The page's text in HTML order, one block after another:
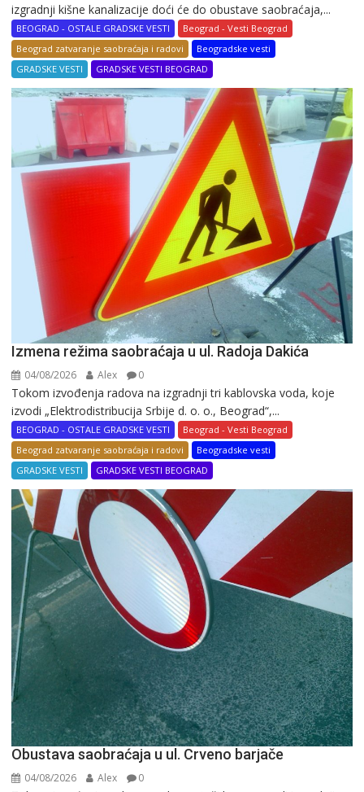
izgradnji kišne kanalizacije doći će do obustave saobraćaja,...
BEOGRAD - OSTALE GRADSKE VESTI
Beograd - Vesti Beograd
Beograd zatvaranje saobraćaja i radovi
Beogradske vesti
GRADSKE VESTI
GRADSKE VESTI BEOGRAD
Izmena režima saobraćaja u ul. Radoja Dakića
04/08/2026 Alex 0
Tokom izvođenja radova na izgradnji tri kablovska voda, koje
izvodi „Elektrodistribucija Srbije d. o. o., Beograd“,...
BEOGRAD - OSTALE GRADSKE VESTI
Beograd - Vesti Beograd
Beograd zatvaranje saobraćaja i radovi
Beogradske vesti
GRADSKE VESTI
GRADSKE VESTI BEOGRAD
Obustava saobraćaja u ul. Crveno barjače
04/08/2026 Alex 0